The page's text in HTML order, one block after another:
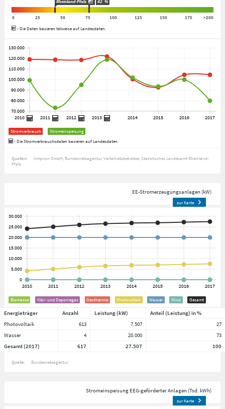
Rheinland-Pfalz 42 %
0 25 50 75 100 125 150 175
>200
- Die Daten basieren teilweise auf Landesdaten.
Stromverbrauch
Stromeinspeisung
- Die Stromverbrauchsdaten basieren auf Landesdaten.
Quellen: Amprion GmbH Bundesnetzagentur Verteilnetzbetreiber Statistisches Landesamt Rheinland-
Pfalz
EE-Stromerzeugungsanlagen (kW)
zur Karte
Biomasse Klär- und Deponiegas Geothermie Photovoltaik Wasser Wind Gesamt
Energieträger Anzahl Leistung (kW)
Anteil (Leistung) in %
Photovoltaik
613 7.507
27
Wasser
4 20.000
73
Gesamt (2017)
617 27.507 100
Quelle: Bundesnetzagentur
Stromeinspeisung EEG-geförderter Anlagen (Tsd. kWh)
zur Karte